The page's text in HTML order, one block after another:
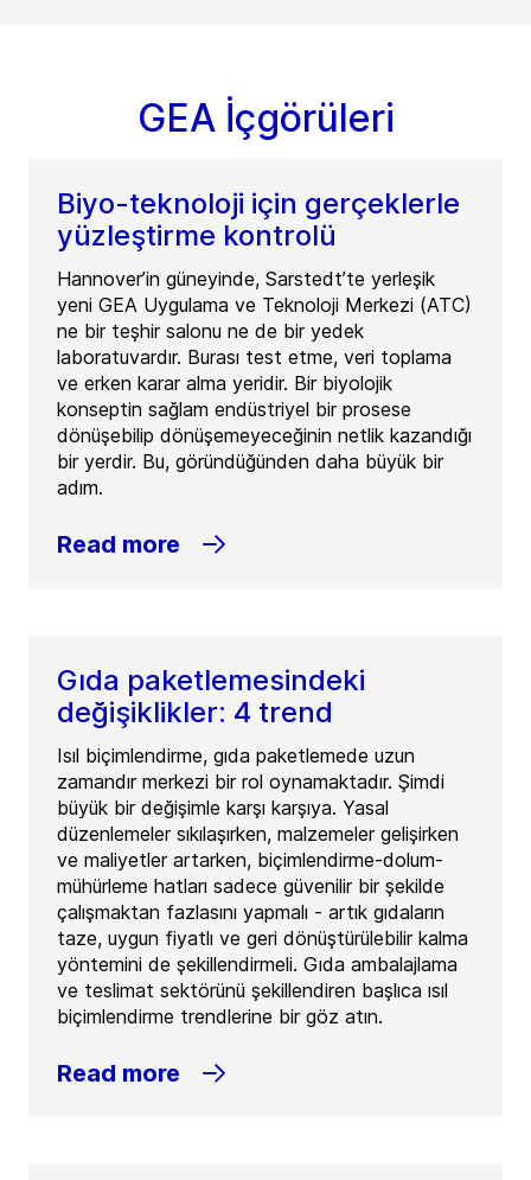
GEA İçgörüleri
Biyo-teknoloji için gerçeklerle
yüzleştirme kontrolü
Hannover’in güneyinde, Sarstedt’te yerleşik
yeni GEA Uygulama ve Teknoloji Merkezi (ATC)
ne bir teşhir salonu ne de bir yedek
laboratuvardır. Burası test etme, veri toplama
ve erken karar alma yeridir. Bir biyolojik
konseptin sağlam endüstriyel bir prosese
dönüşebilip dönüşemeyeceğinin netlik kazandığı
bir yerdir. Bu, göründüğünden daha büyük bir
adım.
Read more
Gıda paketlemesindeki
değişiklikler: 4 trend
Isıl biçimlendirme, gıda paketlemede uzun
zamandır merkezi bir rol oynamaktadır. Şimdi
büyük bir değişimle karşı karşıya. Yasal
düzenlemeler sıkılaşırken, malzemeler gelişirken
ve maliyetler artarken, biçimlendirme-dolum-
mühürleme hatları sadece güvenilir bir şekilde
çalışmaktan fazlasını yapmalı - artık gıdaların
taze, uygun fiyatlı ve geri dönüştürülebilir kalma
yöntemini de şekillendirmeli. Gıda ambalajlama
ve teslimat sektörünü şekillendiren başlıca ısıl
biçimlendirme trendlerine bir göz atın.
Read more